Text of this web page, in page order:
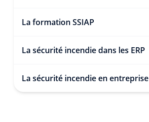
La formation SSIAP
La sécurité incendie dans les ERP
La sécurité incendie en entreprise